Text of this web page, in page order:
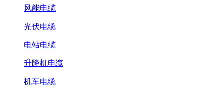
风能电缆
光伏电缆
电站电缆
升降机电缆
机车电缆